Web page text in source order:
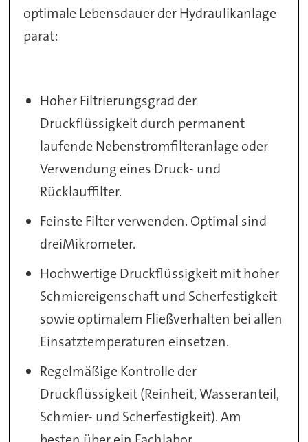
optimale Lebensdauer der Hydraulikanlage
parat:
Hoher Filtrierungsgrad der
Druckflüssigkeit durch permanent
laufende Nebenstromfilteranlage oder
Verwendung eines Druck- und
Rücklauffilter.
Feinste Filter verwenden. Optimal sind
dreiMikrometer.
Hochwertige Druckflüssigkeit mit hoher
Schmiereigenschaft und Scherfestigkeit
sowie optimalem Fließverhalten bei allen
Einsatztemperaturen einsetzen.
Regelmäßige Kontrolle der
Druckflüssigkeit (Reinheit, Wasseranteil,
Schmier- und Scherfestigkeit). Am